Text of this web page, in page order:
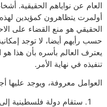
العام عن نواياهم الحقيقية.
أولمرت يتظاهرون كمؤيدين
الحقيقي هو منع القضاء على
حسب رأيهم أيضا، لا توجد
يعترف العالم بأسره بأن هذا
تنفيذه في نهاية الأمر.
العوامل معروفة، ويوجد عليها
ستقام دولة فلسطينية